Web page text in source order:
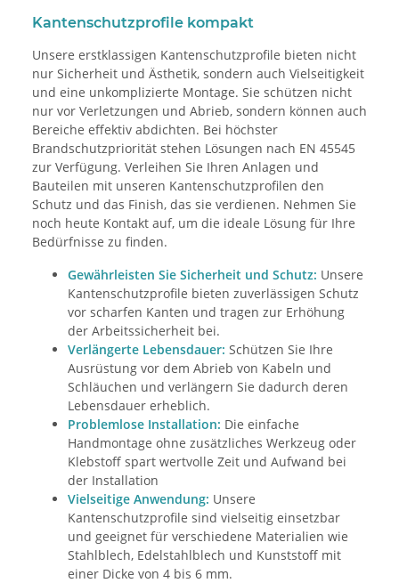
Kantenschutzprofile kompakt
Unsere erstklassigen Kantenschutzprofile bieten nicht
nur Sicherheit und Ästhetik, sondern auch Vielseitigkeit
und eine unkomplizierte Montage. Sie schützen nicht
nur vor Verletzungen und Abrieb, sondern können auch
Bereiche effektiv abdichten. Bei höchster
Brandschutzpriorität stehen Lösungen nach EN 45545
zur Verfügung. Verleihen Sie Ihren Anlagen und
Bauteilen mit unseren Kantenschutzprofilen den
Schutz und das Finish, das sie verdienen. Nehmen Sie
noch heute Kontakt auf, um die ideale Lösung für Ihre
Bedürfnisse zu finden.
Gewährleisten Sie Sicherheit und Schutz: Unsere
Kantenschutzprofile bieten zuverlässigen Schutz
vor scharfen Kanten und tragen zur Erhöhung
der Arbeitssicherheit bei.
Verlängerte Lebensdauer: Schützen Sie Ihre
Ausrüstung vor dem Abrieb von Kabeln und
Schläuchen und verlängern Sie dadurch deren
Lebensdauer erheblich.
Problemlose Installation: Die einfache
Handmontage ohne zusätzliches Werkzeug oder
Klebstoff spart wertvolle Zeit und Aufwand bei
der Installation
Vielseitige Anwendung: Unsere
Kantenschutzprofile sind vielseitig einsetzbar
und geeignet für verschiedene Materialien wie
Stahlblech, Edelstahlblech und Kunststoff mit
einer Dicke von 4 bis 6 mm.